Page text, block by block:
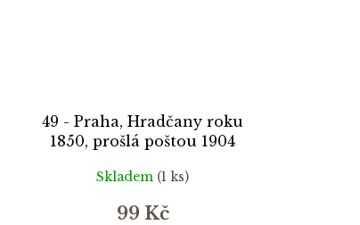
49 - Praha, Hradčany roku
1850, prošlá poštou 1904
Skladem (1 ks)
99 Kč